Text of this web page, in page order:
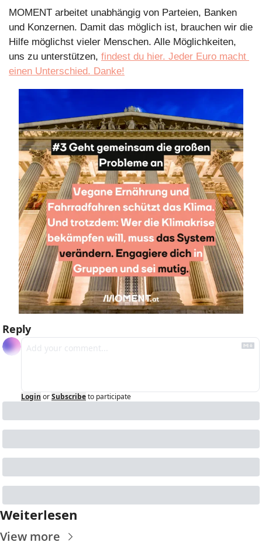
MOMENT arbeitet unabhängig von Parteien, Banken
und Konzernen. Damit das möglich ist, brauchen wir die
Hilfe möglichst vieler Menschen. Alle Möglichkeiten,
uns zu unterstützen, findest du hier. Jeder Euro macht
einen Unterschied. Danke!
Reply
Login orSubscribeto participate
Weiterlesen
View more